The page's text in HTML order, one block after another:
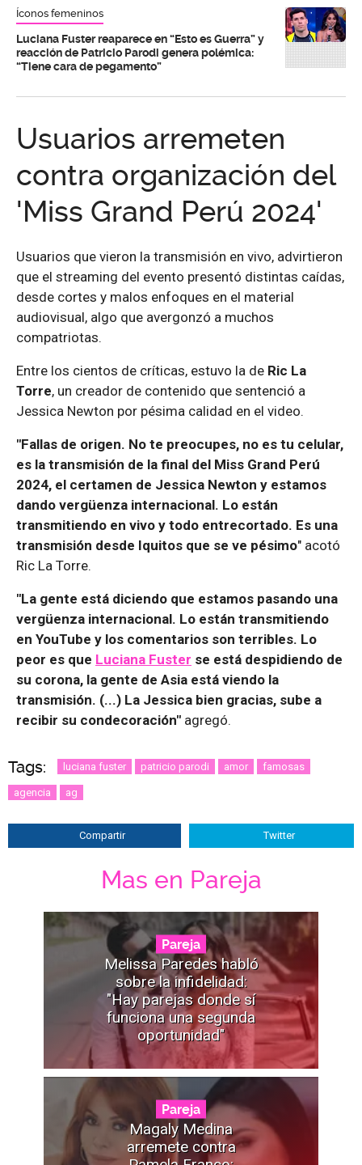
Íconos femeninos
Luciana Fuster reaparece en “Esto es Guerra” y
reacción de Patricio Parodi genera polémica:
“Tiene cara de pegamento”
Usuarios arremeten
contra organización del
'Miss Grand Perú 2024'
Usuarios que vieron la transmisión en vivo, advirtieron
que el streaming del evento presentó distintas caídas,
desde cortes y malos enfoques en el material
audiovisual, algo que avergonzó a muchos
compatriotas.
Entre los cientos de críticas, estuvo la de Ric La
Torre, un creador de contenido que sentenció a
Jessica Newton por pésima calidad en el video.
"Fallas de origen. No te preocupes, no es tu celular,
es la transmisión de la final del Miss Grand Perú
2024, el certamen de Jessica Newton y estamos
dando vergüenza internacional. Lo están
transmitiendo en vivo y todo entrecortado. Es una
transmisión desde Iquitos que se ve pésimo" acotó
Ric La Torre.
"La gente está diciendo que estamos pasando una
vergüenza internacional. Lo están transmitiendo
en YouTube y los comentarios son terribles. Lo
peor es que Luciana Fuster se está despidiendo de
su corona, la gente de Asia está viendo la
transmisión. (...) La Jessica bien gracias, sube a
recibir su condecoración" agregó.
Tags: luciana fuster patricio parodi amor famosas
agencia ag
Compartir Twitter
Mas en Pareja
Pareja
Melissa Paredes habló
sobre la infidelidad:
"Hay parejas donde sí
funciona una segunda
oportunidad"
Pareja
Magaly Medina
arremete contra